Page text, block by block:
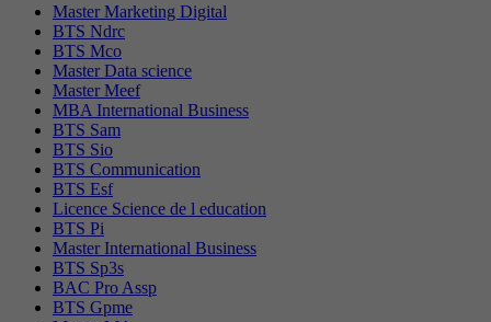
Master Marketing Digital
BTS Ndrc
BTS Mco
Master Data science
Master Meef
MBA International Business
BTS Sam
BTS Sio
BTS Communication
BTS Esf
Licence Science de l education
BTS Pi
Master International Business
BTS Sp3s
BAC Pro Assp
BTS Gpme